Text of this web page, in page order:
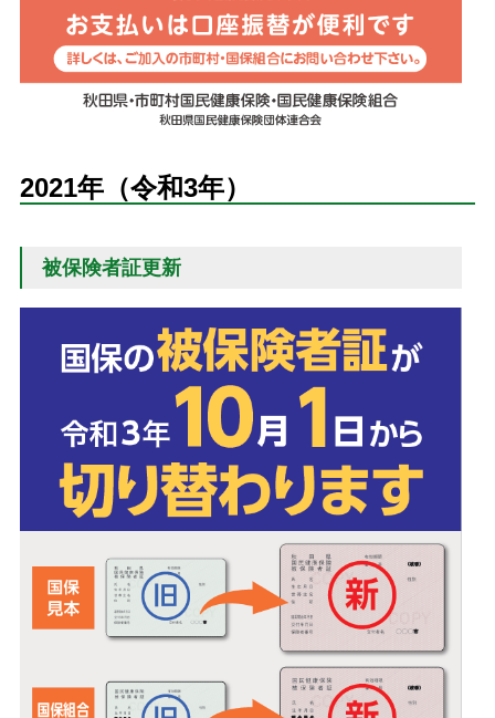
2021年（令和3年）
被保険者証更新